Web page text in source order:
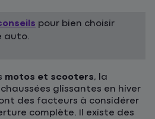
pour bien choisir
auto.
motos et scooters, la
glissantes en hiver
des facteurs à considérer
complète. Il existe des